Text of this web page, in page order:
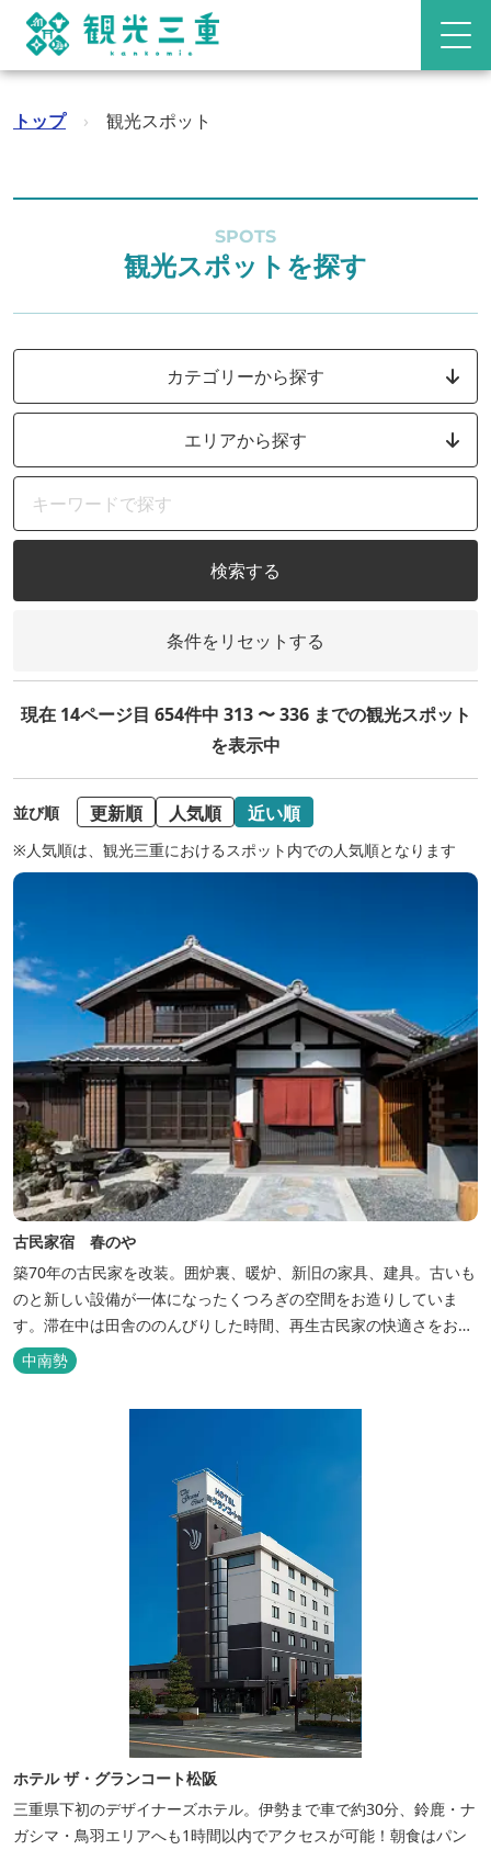
トップ › 観光スポット
SPOTS
観光スポットを探す
カテゴリーから探す
エリアから探す
検索する
条件をリセットする
現在 14ページ目 654件中 313 〜 336 までの観光スポット
を表示中
並び順 更新順 人気順 近い順
※人気順は、観光三重におけるスポット内での人気順となります
古民家宿 春のや
築70年の古民家を改装。囲炉裏、暖炉、新旧の家具、建具。古いも
のと新しい設備が一体になったくつろぎの空間をお造りしていま
す。滞在中は田舎ののんびりした時間、再生古民家の快適さをお楽
しみください。 【時間】 《 チェックイン 》 15：00～20：00の間
にお願いいたします。 《 チェックアウト 》 10：00まで 【御利用
料金】 一日一組様１棟貸し（定員５名） 一...
中南勢
ホテル ザ・グランコート松阪
三重県下初のデザイナーズホテル。伊勢まで車で約30分、鈴鹿・ナ
ガシマ・鳥羽エリアへも1時間以内でアクセスが可能！朝食はパン